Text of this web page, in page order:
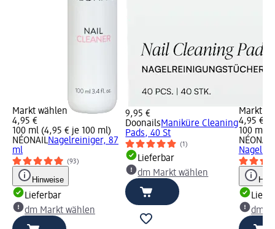
Markt wählen
4,95 €
100 ml (4,95 € je 100 ml)
NÉONAILNagelreiniger, 87
ml
(93)
Hinweise
Lieferbar
dm Markt wählen
9,95 €
DoonailsManiküre Cleaning
Pads, 40 St
(1)
Lieferbar
dm Markt wählen
Markt
4,95 €
100 ml
NÉONAIL
dm